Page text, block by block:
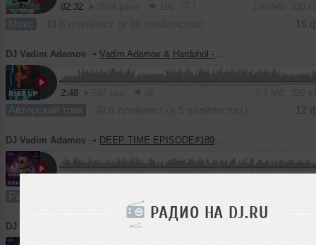
РАДИО НА DJ.RU
82:32
Микс 16
DJ Vadim Adamov ➝ Vadim Adamov & Hardphol - Rise Up
2:48
Авторский трек 12
DJ Vadim Adamov ➝ DEEP TIME EPISODE#189 [Record Deep] (11-02-2021)
Радио-шоу
DJ Vadim Adamov DEEP TIME EPISODE#188 [Record Deep] (04-02-2021